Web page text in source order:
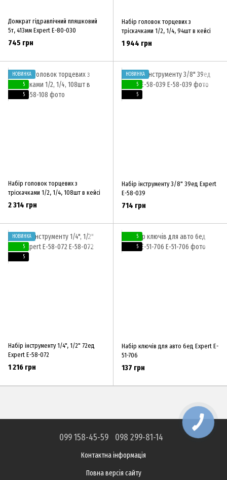
Домкрат гідравлічний пляшковий
5т, 413мм Expert E-80-030
745 грн
Набір головок торцевих з
тріскачками 1/2, 1/4, 94шт в кейсі
1 944 грн
НОВИНКА
5
5
Набір головок торцевих з
тріскачками 1/2, 1/4, 108шт в кейсі
2 314 грн
НОВИНКА
5
5
Набір інструменту 3/8" 39ед Expert
E-58-039
714 грн
НОВИНКА
5
5
Набір інструменту 1/4", 1/2" 72ед
Expert E-58-072
1 216 грн
5
5
Набір ключів для авто 6ед Expert E-
51-706
137 грн
099 158-45-59 098 299-81-14
Контактна інформація
Повна версія сайту